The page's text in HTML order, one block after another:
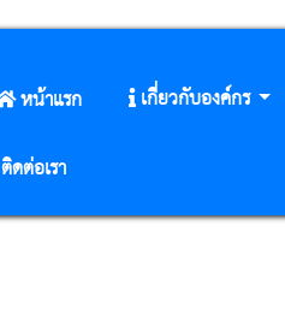
หน้าแรก เกี่ยวกับองค์กร
ติดต่อเรา